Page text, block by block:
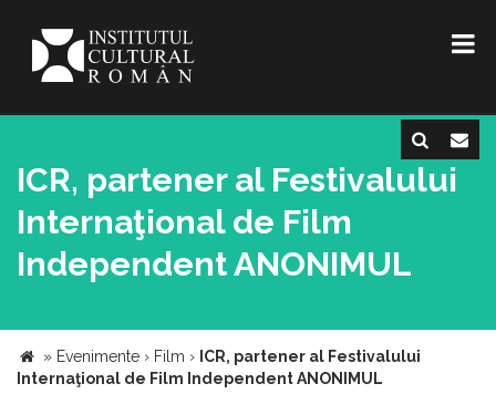
ICR, partener al Festivalului
Internaţional de Film
Independent ANONIMUL
» Evenimente › Film › ICR, partener al Festivalului
Internaţional de Film Independent ANONIMUL